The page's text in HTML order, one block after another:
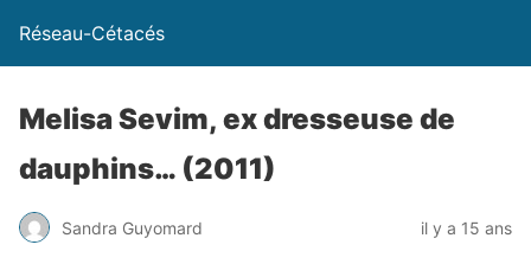
Réseau-Cétacés
Melisa Sevim, ex dresseuse de
dauphins… (2011)
Sandra Guyomard il y a 15 ans